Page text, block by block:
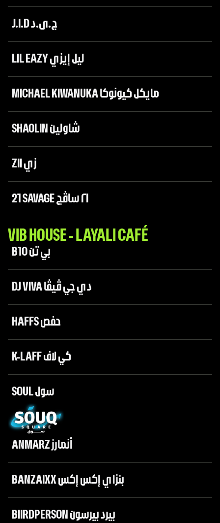
J.I.D ج.ى.د
LIL EAZY ليل إيزي
MICHAEL KIWANUKA مايكل كيونوكا
SHAOLIN شاولين
ZII زي
21 SAVAGE ٢١ ساڤج
VIB HOUSE - LAYALI CAFÉ
B10 بي تن
DJ VIVA دي جي ڤيڤا
HAFFS حفص
K-LAFF كي لاف
SOUL سول
ANMARZ أنمارز
BANZAIXX بنزاي إكس إكس
BIIRDPERSON بيرد بيرسون